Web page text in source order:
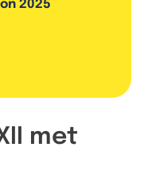
2025
met